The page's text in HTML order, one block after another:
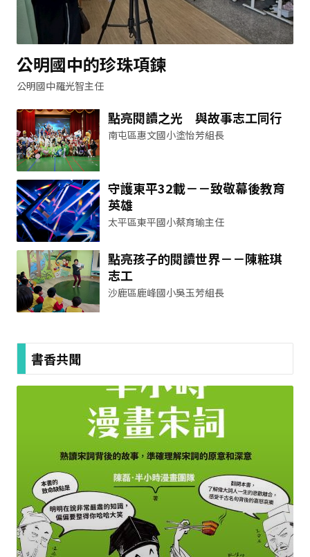
公明國中的珍珠項鍊
公明國中羅光智主任
點亮閱讀之光 與故事志工同行
南屯區惠文國小塗怡芳組長
守護東平32載－－致敬幕後教育
英雄
太平區東平國小蔡育瑜主任
點亮孩子的閱讀世界－－陳粧琪
志工
沙鹿區鹿峰國小吳玉芳組長
書香共聞